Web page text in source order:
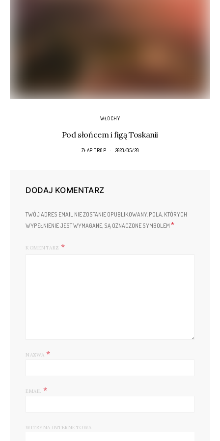
WŁOCHY
Pod słońcem i figą Toskanii
ZŁAP TROP 2023/05/20
DODAJ KOMENTARZ
TWÓJ ADRES EMAIL NIE ZOSTANIE OPUBLIKOWANY. POLA, KTÓRYCH
WYPEŁNIENIE JEST WYMAGANE, SĄ OZNACZONE SYMBOLEM *
KOMENTARZ
NAZWA *
EMAIL *
WITRYNA INTERNETOWA